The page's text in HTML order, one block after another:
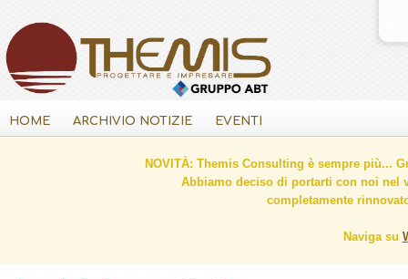
HOME ARCHIVIO NOTIZIE EVENTI
NOVITÀ: Themis Consulting è sempre più...
Abbiamo deciso di portarti con noi nel
completamente
Naviga su